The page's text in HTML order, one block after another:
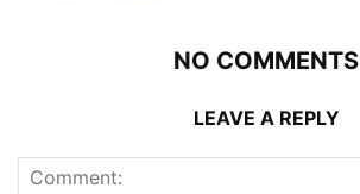
NO COMMENTS
LEAVE A REPLY